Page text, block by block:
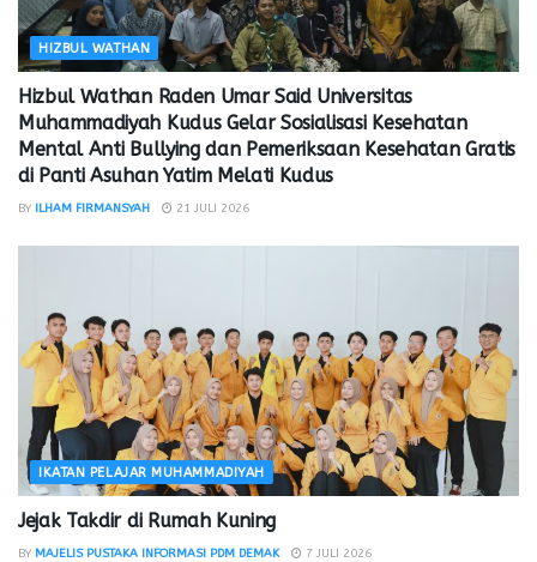
HIZBUL WATHAN
Hizbul Wathan Raden Umar Said Universitas
Muhammadiyah Kudus Gelar Sosialisasi Kesehatan
Mental Anti Bullying dan Pemeriksaan Kesehatan Gratis
di Panti Asuhan Yatim Melati Kudus
BY ILHAM FIRMANSYAH 21 JULI 2026
IKATAN PELAJAR MUHAMMADIYAH
Jejak Takdir di Rumah Kuning
BY MAJELIS PUSTAKA INFORMASI PDM DEMAK 7 JULI 2026